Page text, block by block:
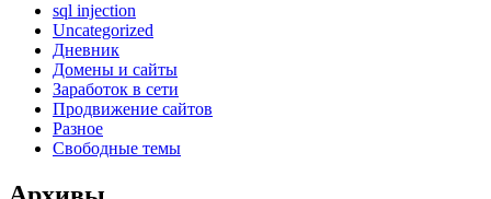
sql injection
Uncategorized
Дневник
Домены и сайты
Заработок в сети
Продвижение сайтов
Разное
Свободные темы